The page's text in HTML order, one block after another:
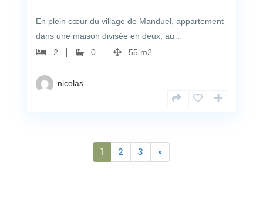
En plein cœur du village de Manduel, appartement
dans une maison divisée en deux, au…
2
0 55 m2
nicolas
1 2 3 »